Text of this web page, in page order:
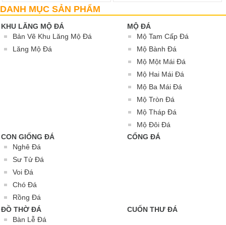
DANH MỤC SẢN PHẨM
KHU LĂNG MỘ ĐÁ
Bản Vẽ Khu Lăng Mộ Đá
Lăng Mộ Đá
MỘ ĐÁ
Mộ Tam Cấp Đá
Mộ Bành Đá
Mộ Một Mái Đá
Mộ Hai Mái Đá
Mộ Ba Mái Đá
Mộ Tròn Đá
Mộ Tháp Đá
Mộ Đôi Đá
CON GIỐNG ĐÁ
Nghê Đá
Sư Tử Đá
Voi Đá
Chó Đá
Rồng Đá
CỔNG ĐÁ
ĐỒ THỜ ĐÁ
Bàn Lễ Đá
CUỐN THƯ ĐÁ